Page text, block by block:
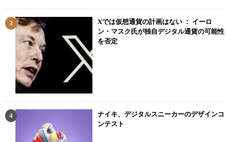
Xでは仮想通貨の計画はない ： イーロ
ン・マスク氏が独自デジタル通貨の可能性
を否定
ナイキ、デジタルスニーカーのデザインコ
ンテスト